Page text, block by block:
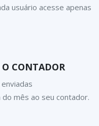
usuário acesse apenas
CONTADOR
mês ao seu contador.